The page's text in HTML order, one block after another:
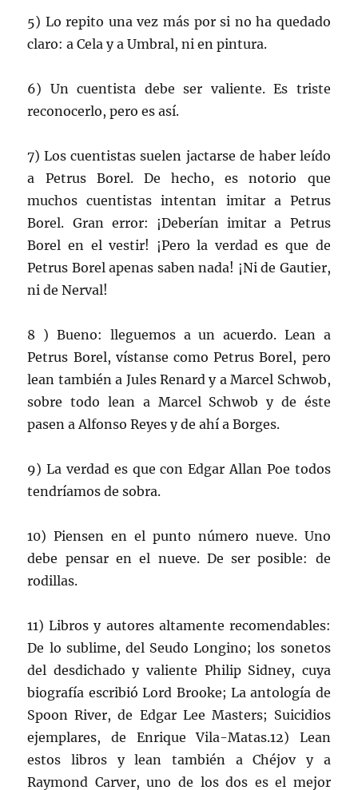
5) Lo repito una vez más por si no ha quedado
claro: a Cela y a Umbral, ni en pintura.
6) Un cuentista debe ser valiente. Es triste
reconocerlo, pero es así.
7) Los cuentistas suelen jactarse de haber leído
a Petrus Borel. De hecho, es notorio que
muchos cuentistas intentan imitar a Petrus
Borel. Gran error: ¡Deberían imitar a Petrus
Borel en el vestir! ¡Pero la verdad es que de
Petrus Borel apenas saben nada! ¡Ni de Gautier,
ni de Nerval!
8 ) Bueno: lleguemos a un acuerdo. Lean a
Petrus Borel, vístanse como Petrus Borel, pero
lean también a Jules Renard y a Marcel Schwob,
sobre todo lean a Marcel Schwob y de éste
pasen a Alfonso Reyes y de ahí a Borges.
9) La verdad es que con Edgar Allan Poe todos
tendríamos de sobra.
10) Piensen en el punto número nueve. Uno
debe pensar en el nueve. De ser posible: de
rodillas.
11) Libros y autores altamente recomendables:
De lo sublime, del Seudo Longino; los sonetos
del desdichado y valiente Philip Sidney, cuya
biografía escribió Lord Brooke; La antología de
Spoon River, de Edgar Lee Masters; Suicidios
ejemplares, de Enrique Vila-Matas.12) Lean
estos libros y lean también a Chéjov y a
Raymond Carver, uno de los dos es el mejor